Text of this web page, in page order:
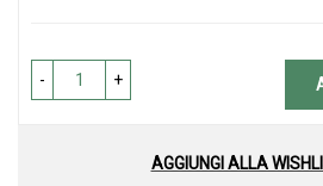
- +
AGGIUNGI ALLA